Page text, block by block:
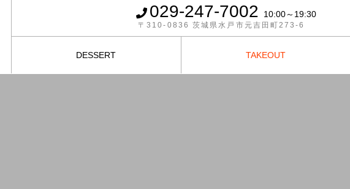
DESSERT
TAKEOUT
029-247-7002 10:00～19:30
〒310-0836 茨城県水戸市元吉田町273-6